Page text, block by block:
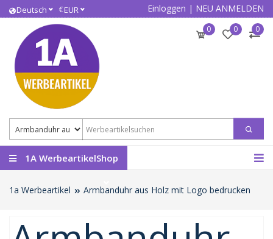
Deutsch €EUR Einloggen | NEU ANMELDEN
0 0 0
1A WerbeartikelShop
1a Werbeartikel Armbanduhr aus Holz mit Logo bedrucken